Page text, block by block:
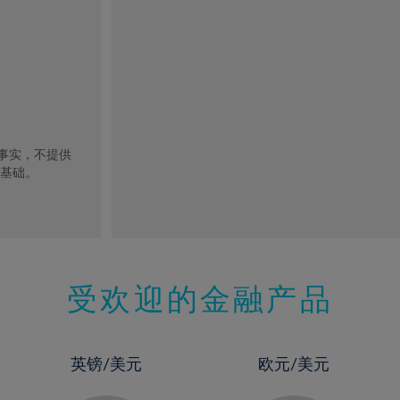
实，不提供
础。
受欢迎的金融产品
英镑/美元 欧元/美元